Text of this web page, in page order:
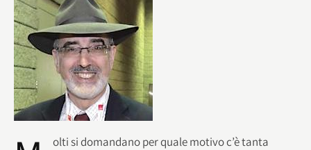
olti si domandano per quale motivo c’è tanta